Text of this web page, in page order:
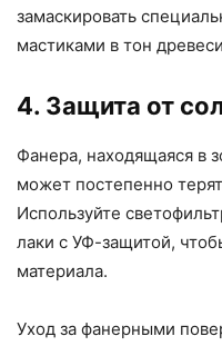
замаскировать
мастиками в тон
4. Защита от
Фанера, находящаяся в
может постепенно
Используйте
лаки с УФ-защитой,
материала.
Уход за фанерными